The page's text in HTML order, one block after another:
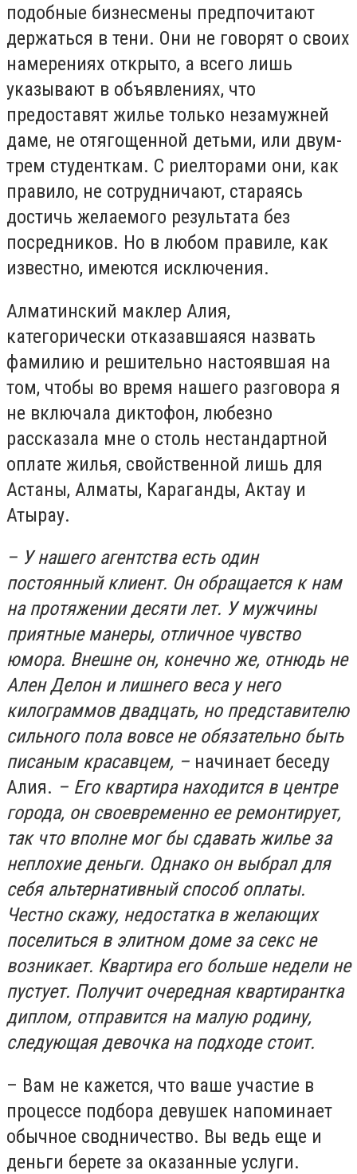
подобные бизнесмены предпочитают
держаться в тени. Они не говорят о своих
намерениях открыто, а всего лишь
указывают в объявлениях, что
предоставят жилье только незамужней
даме, не отягощенной детьми, или двум-
трем студенткам. С риелторами они, как
правило, не сотрудничают, стараясь
достичь желаемого результата без
посредников. Но в любом правиле, как
известно, имеются исключения.
Алматинский маклер Алия,
категорически отказавшаяся назвать
фамилию и решительно настоявшая на
том, чтобы во время нашего разговора я
не включала диктофон, любезно
рассказала мне о столь нестандартной
оплате жилья, свойственной лишь для
Астаны, Алматы, Караганды, Актау и
Атырау.
– У нашего агентства есть один
постоянный клиент. Он обращается к нам
на протяжении десяти лет. У мужчины
приятные манеры, отличное чувство
юмора. Внешне он, конечно же, отнюдь не
Ален Делон и лишнего веса у него
килограммов двадцать, но представителю
сильного пола вовсе не обязательно быть
писаным красавцем, – начинает беседу
Алия. – Его квартира находится в центре
города, он своевременно ее ремонтирует,
так что вполне мог бы сдавать жилье за
неплохие деньги. Однако он выбрал для
себя альтернативный способ оплаты.
Честно скажу, недостатка в желающих
поселиться в элитном доме за секс не
возникает. Квартира его больше недели не
пустует. Получит очередная квартирантка
диплом, отправится на малую родину,
следующая девочка на подходе стоит.
– Вам не кажется, что ваше участие в
процессе подбора девушек напоминает
обычное сводничество. Вы ведь еще и
деньги берете за оказанные услуги.